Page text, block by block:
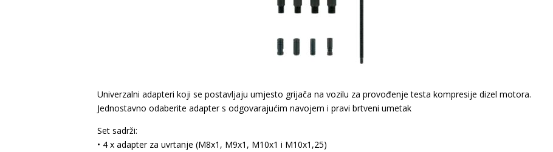
Univerzalni adapteri koji se postavljaju umjesto grijača na vozilu za provođenje testa kompresije dizel motora.
Jednostavno odaberite adapter s odgovarajućim navojem i pravi brtveni umetak
Set sadrži:
• 4 x adapter za uvrtanje (M8x1, M9x1, M10x1 i M10x1,25)